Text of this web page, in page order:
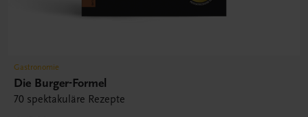
Gastronomie
Die Burger-Formel
70 spektakuläre Rezepte